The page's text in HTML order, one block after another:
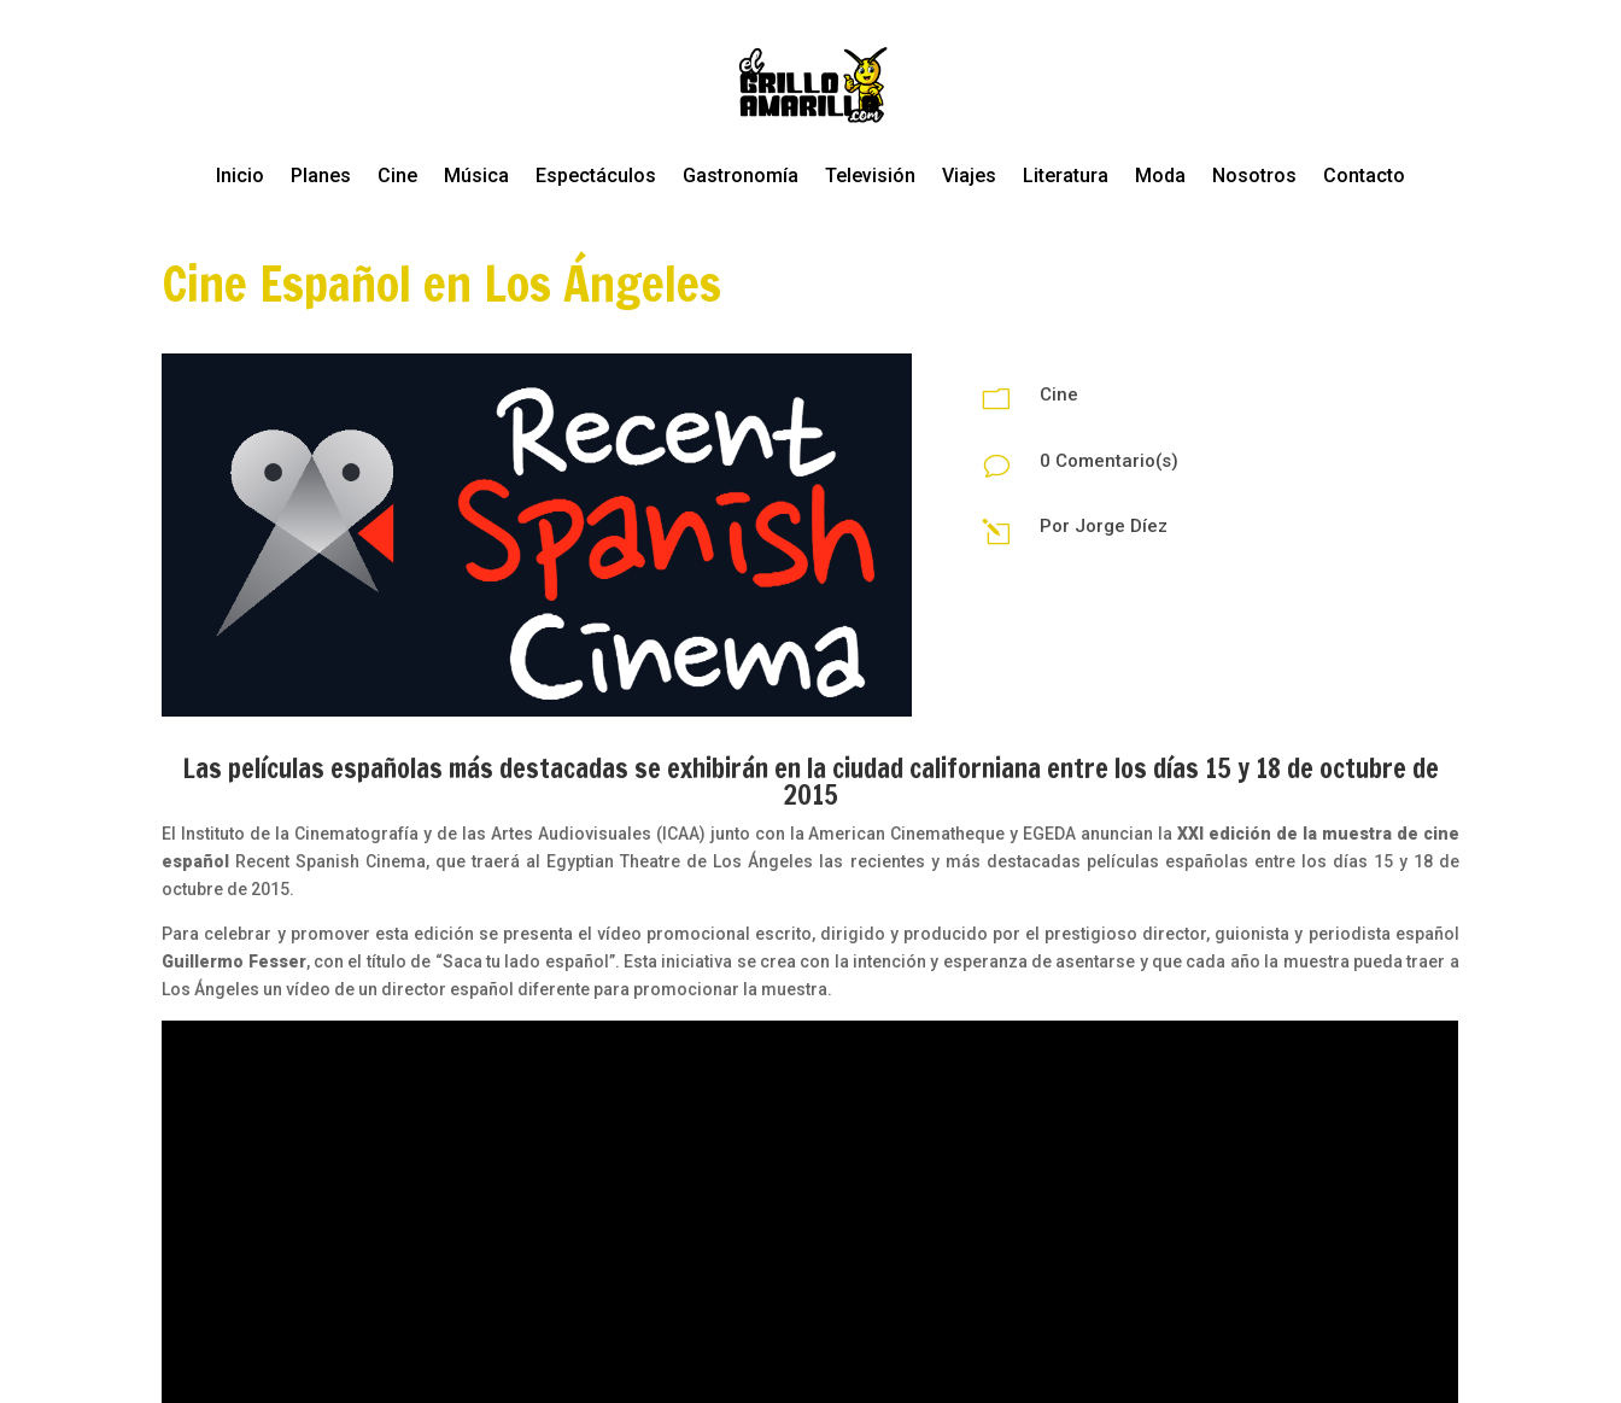
Inicio Planes Cine Música Espectáculos Gastronomía Televisión Viajes Literatura Moda Nosotros Contacto
Cine Español en Los Ángeles
m Cine
v 0 Comentario(s)
l Por Jorge Díez
Las películas españolas más destacadas se exhibirán en la ciudad californiana entre los días 15 y 18 de octubre de
2015
El Instituto de la Cinematografía y de las Artes Audiovisuales (ICAA) junto con la American Cinematheque y EGEDA anuncian laXXI edición de la muestra de cine
español
Recent Spanish Cinema, que traerá al Egyptian Theatre de Los Ángeles las recientes y más destacadas películas españolas entre los días 15 y 18 de
octubre de 2015.
Para celebrar y promover esta edición se presenta el vídeo promocional escrito, dirigido y producido por el prestigioso director, guionista y periodista español
Guillermo Fesser, con el título de “Saca tu lado español”. Esta iniciativa se crea con la intención y esperanza de asentarse y que cada año la muestra pueda traer a
Los Ángeles un vídeo de un director español diferente para promocionar la muestra.